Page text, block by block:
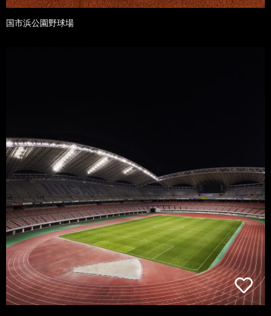
国市浜公園野球場